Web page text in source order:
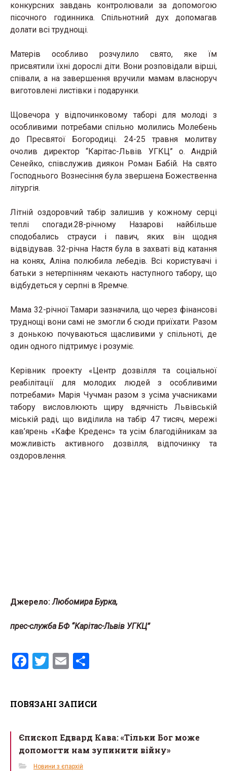
конкурсних завдань контролювали за допомогою
пісочного годинника. Спільнотний дух допомагав
долати всі труднощі.
Матерів особливо розчулило свято, яке їм
присвятили їхні дорослі діти. Вони розповідали вірші,
співали, а на завершення вручили мамам власноруч
виготовлені листівки і подарунки.
Щовечора у відпочинковому таборі для молоді з
особливими потребами спільно молились Молебень
до Пресвятої Богородиці. 24-25 травня молитву
очолив директор “Карітас-Львів УГКЦ” о. Андрій
Сенейко, співслужив диякон Роман Бабій. На свято
Господнього Вознесіння була звершена Божественна
літургія.
Літній оздоровчий табір залишив у кожному серці
теплі спогади.28-річному Назарові найбільше
сподобались страуси і павич, яких він щодня
відвідував. 32-річна Настя була в захваті від катання
на конях, Аліна полюбила лебедів. Всі користувачі і
батьки з нетерпінням чекають наступного табору, що
відбудеться у серпні в Яремче.
Мама 32-річної Тамари зазначила, що через фінансові
труднощі вони самі не змогли б сюди приїхати. Разом
з донькою почуваються щасливими у спільноті, де
один одного підтримує і розуміє.
Керівник проекту «Центр дозвілля та соціальної
реабілітації для молодих людей з особливими
потребами» Марія Чучман разом з усіма учасниками
табору висловлюють щиру вдячність Львівській
міській раді, що виділила на табір 47 тисяч, мережі
кав’ярень «Кафе Креденс» та усім благодійникам за
можливість активного дозвілля, відпочинку та
оздоровлення.
Джерело:Любомира Бурка,
прес-служба БФ “Карітас-Львів УГКЦ”
F
b
o
k
T
er
E
e
ПОВЯЗАНІ ЗАПИСИ
Єпископ Едвард Кава: «Тільки Бог може
допомогти нам зупинити війну»
Новини з єпархій